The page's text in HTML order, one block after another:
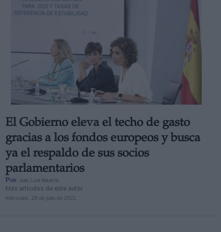
El Gobierno eleva el techo de gasto
gracias a los fondos europeos y busca
ya el respaldo de sus socios
parlamentarios
Por Jose Luis Martín
Más artículos de este autor
miércoles, 28 de julio de 2021